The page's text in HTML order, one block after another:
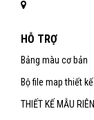
HỖ TRỢ
Bảng màu cơ bản
Bộ file map thiết kế
THIẾT KẾ MẪU